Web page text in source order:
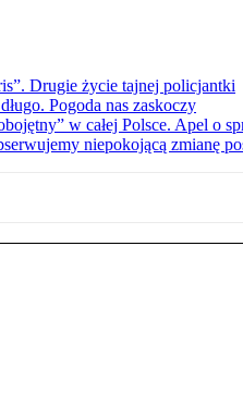
Drugie życie tajnej policjantki
Pogoda nas zaskoczy
w całej Polsce. Apel o
niepokojącą zmianę